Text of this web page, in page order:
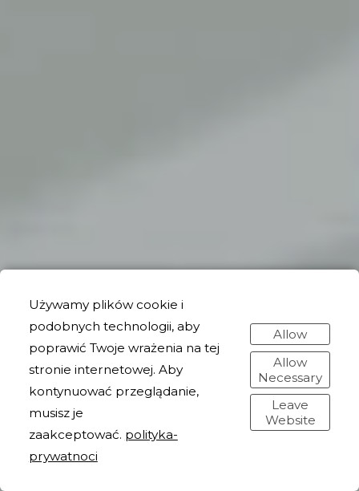
Używamy plików cookie i
podobnych technologii, aby
poprawić Twoje wrażenia na tej
stronie internetowej. Aby
kontynuować przeglądanie,
musisz je
zaakceptować. polityka-
prywatnoci
Allow
Allow
Necessary
Leave
Website